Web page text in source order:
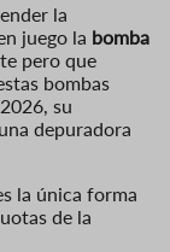
la
juego la bomba
pero que
bombas
su
depuradora
la única forma
de la